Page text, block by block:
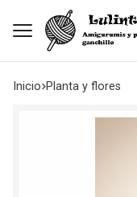
Inicio planta y flores